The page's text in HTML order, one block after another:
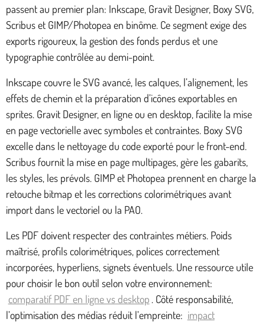
passent au premier plan: Inkscape, Gravit Designer, Boxy SVG,
Scribus et GIMP/Photopea en binôme. Ce segment exige des
exports rigoureux, la gestion des fonds perdus et une
typographie contrôlée au demi-point.
Inkscape couvre le SVG avancé, les calques, l’alignement, les
effets de chemin et la préparation d’icônes exportables en
sprites. Gravit Designer, en ligne ou en desktop, facilite la mise
en page vectorielle avec symboles et contraintes. Boxy SVG
excelle dans le nettoyage du code exporté pour le front-end.
Scribus fournit la mise en page multipages, gère les gabarits,
les styles, les prévols. GIMP et Photopea prennent en charge la
retouche bitmap et les corrections colorimétriques avant
import dans le vectoriel ou la PAO.
Les PDF doivent respecter des contraintes métiers. Poids
maîtrisé, profils colorimétriques, polices correctement
incorporées, hyperliens, signets éventuels. Une ressource utile
pour choisir le bon outil selon votre environnement:
comparatif PDF en ligne vs desktop . Côté responsabilité,
l’optimisation des médias réduit l’empreinte: impact